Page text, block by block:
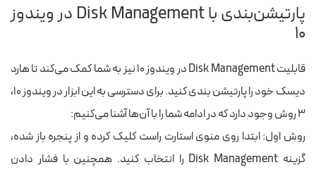
پارتیشن‌بندی با Disk Management در ویندوز
۱۰
قابلیت Disk Management در ویندوز ۱۰ نیز به شما کمک می‌کند تا هارد
دیسک خود را پارتیشن بندی کنید. برای دسترسی به این ابزار در ویندوز ۱۰،
۳ روش وجود دارد که در ادامه شما را با آن‌ها آشنا می‌کنیم:
روش اول:ابتدا روی منوی استارت راست کلیک کرده و از پنجره‌ باز شده،
گزینه Disk Management را انتخاب
کنید. همچنین بافشار دادن